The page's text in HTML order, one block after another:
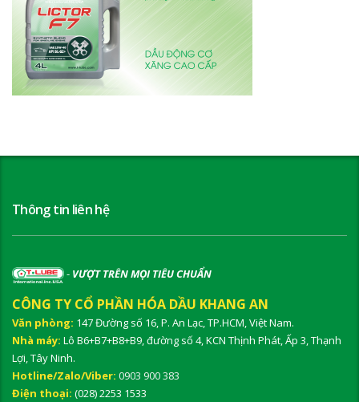
Thông tin liên hệ
- VƯỢT TRÊN MỌI TIÊU CHUẨN
CÔNG TY CỔ PHẦN HÓA DẦU KHANG AN
Văn phòng: 147 Đường số 16, P. An Lạc, TP.HCM, Việt Nam.
Nhà máy: Lô B6+B7+B8+B9, đường số 4, KCN Thịnh Phát, Ấp 3, Thạnh
Lợi, Tây Ninh.
Hotline/Zalo/Viber: 0903 900 383
Điện thoại: (028) 2253 1533